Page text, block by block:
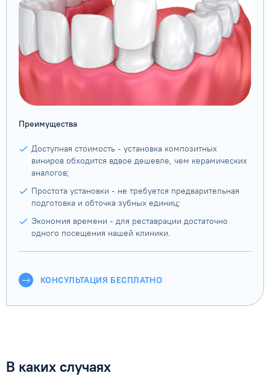
Преимущества
Доступная стоимость - установка композитных
виниров обходится вдвое дешевле, чем керамических
аналогов;
Простота установки - не требуется предварительная
подготовка и обточка зубных единиц;
Экономия времени - для реставрации достаточно
одного посещения нашей клиники.
КОНСУЛЬТАЦИЯ БЕСПЛАТНО
В каких случаях